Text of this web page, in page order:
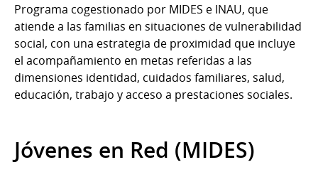
Programa cogestionado por MIDES e INAU, que
atiende a las familias en situaciones de vulnerabilidad
social, con una estrategia de proximidad que incluye
el acompañamiento en metas referidas a las
dimensiones identidad, cuidados familiares, salud,
educación, trabajo y acceso a prestaciones sociales.
Jóvenes en Red (MIDES)